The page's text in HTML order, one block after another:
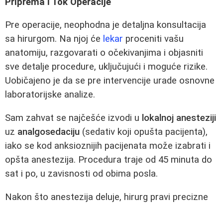
Pre operacije, neophodna je detaljna konsultacija
sa hirurgom. Na njoj će lekar proceniti vašu
anatomiju, razgovarati o očekivanjima i objasniti
sve detalje procedure, uključujući i moguće rizike.
Uobičajeno je da se pre intervencije urade osnovne
laboratorijske analize.
Sam zahvat se najčešće izvodi u lokalnoj anesteziji
uz analgosedaciju (sedativ koji opušta pacijenta),
iako se kod anksioznijih pacijenata može izabrati i
opšta anestezija. Procedura traje od 45 minuta do
sat i po, u zavisnosti od obima posla.
Nakon što anestezija deluje, hirurg pravi precizne